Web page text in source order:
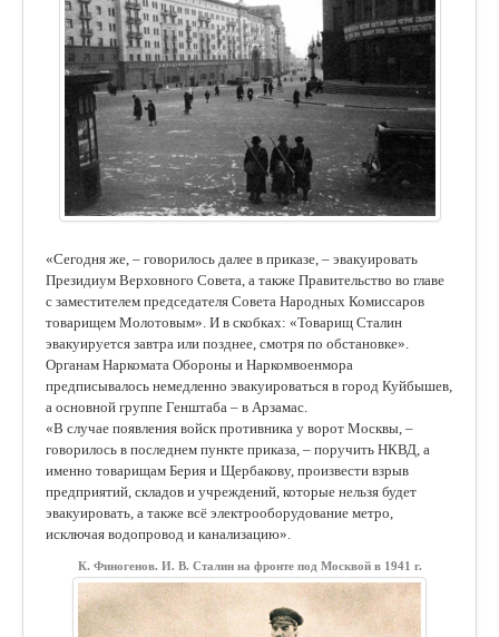
«Сегодня же, – говорилось далее в приказе, – эвакуировать
Президиум Верховного Совета, а также Правительство во главе
с заместителем председателя Совета Народных Комиссаров
товарищем Молотовым». И в скобках: «Товарищ Сталин
эвакуируется завтра или позднее, смотря по обстановке».
Органам Наркомата Обороны и Наркомвоенмора
предписывалось немедленно эвакуироваться в город Куйбышев,
а основной группе Генштаба – в Арзамас.
«В случае появления войск противника у ворот Москвы, –
говорилось в последнем пункте приказа, – поручить НКВД, а
именно товарищам Берия и Щербакову, произвести взрыв
предприятий, складов и учреждений, которые нельзя будет
эвакуировать, а также всё электрооборудование метро,
исключая водопровод и канализацию».
К. Финогенов. И. В. Сталин на фронте под Москвой в 1941 г.